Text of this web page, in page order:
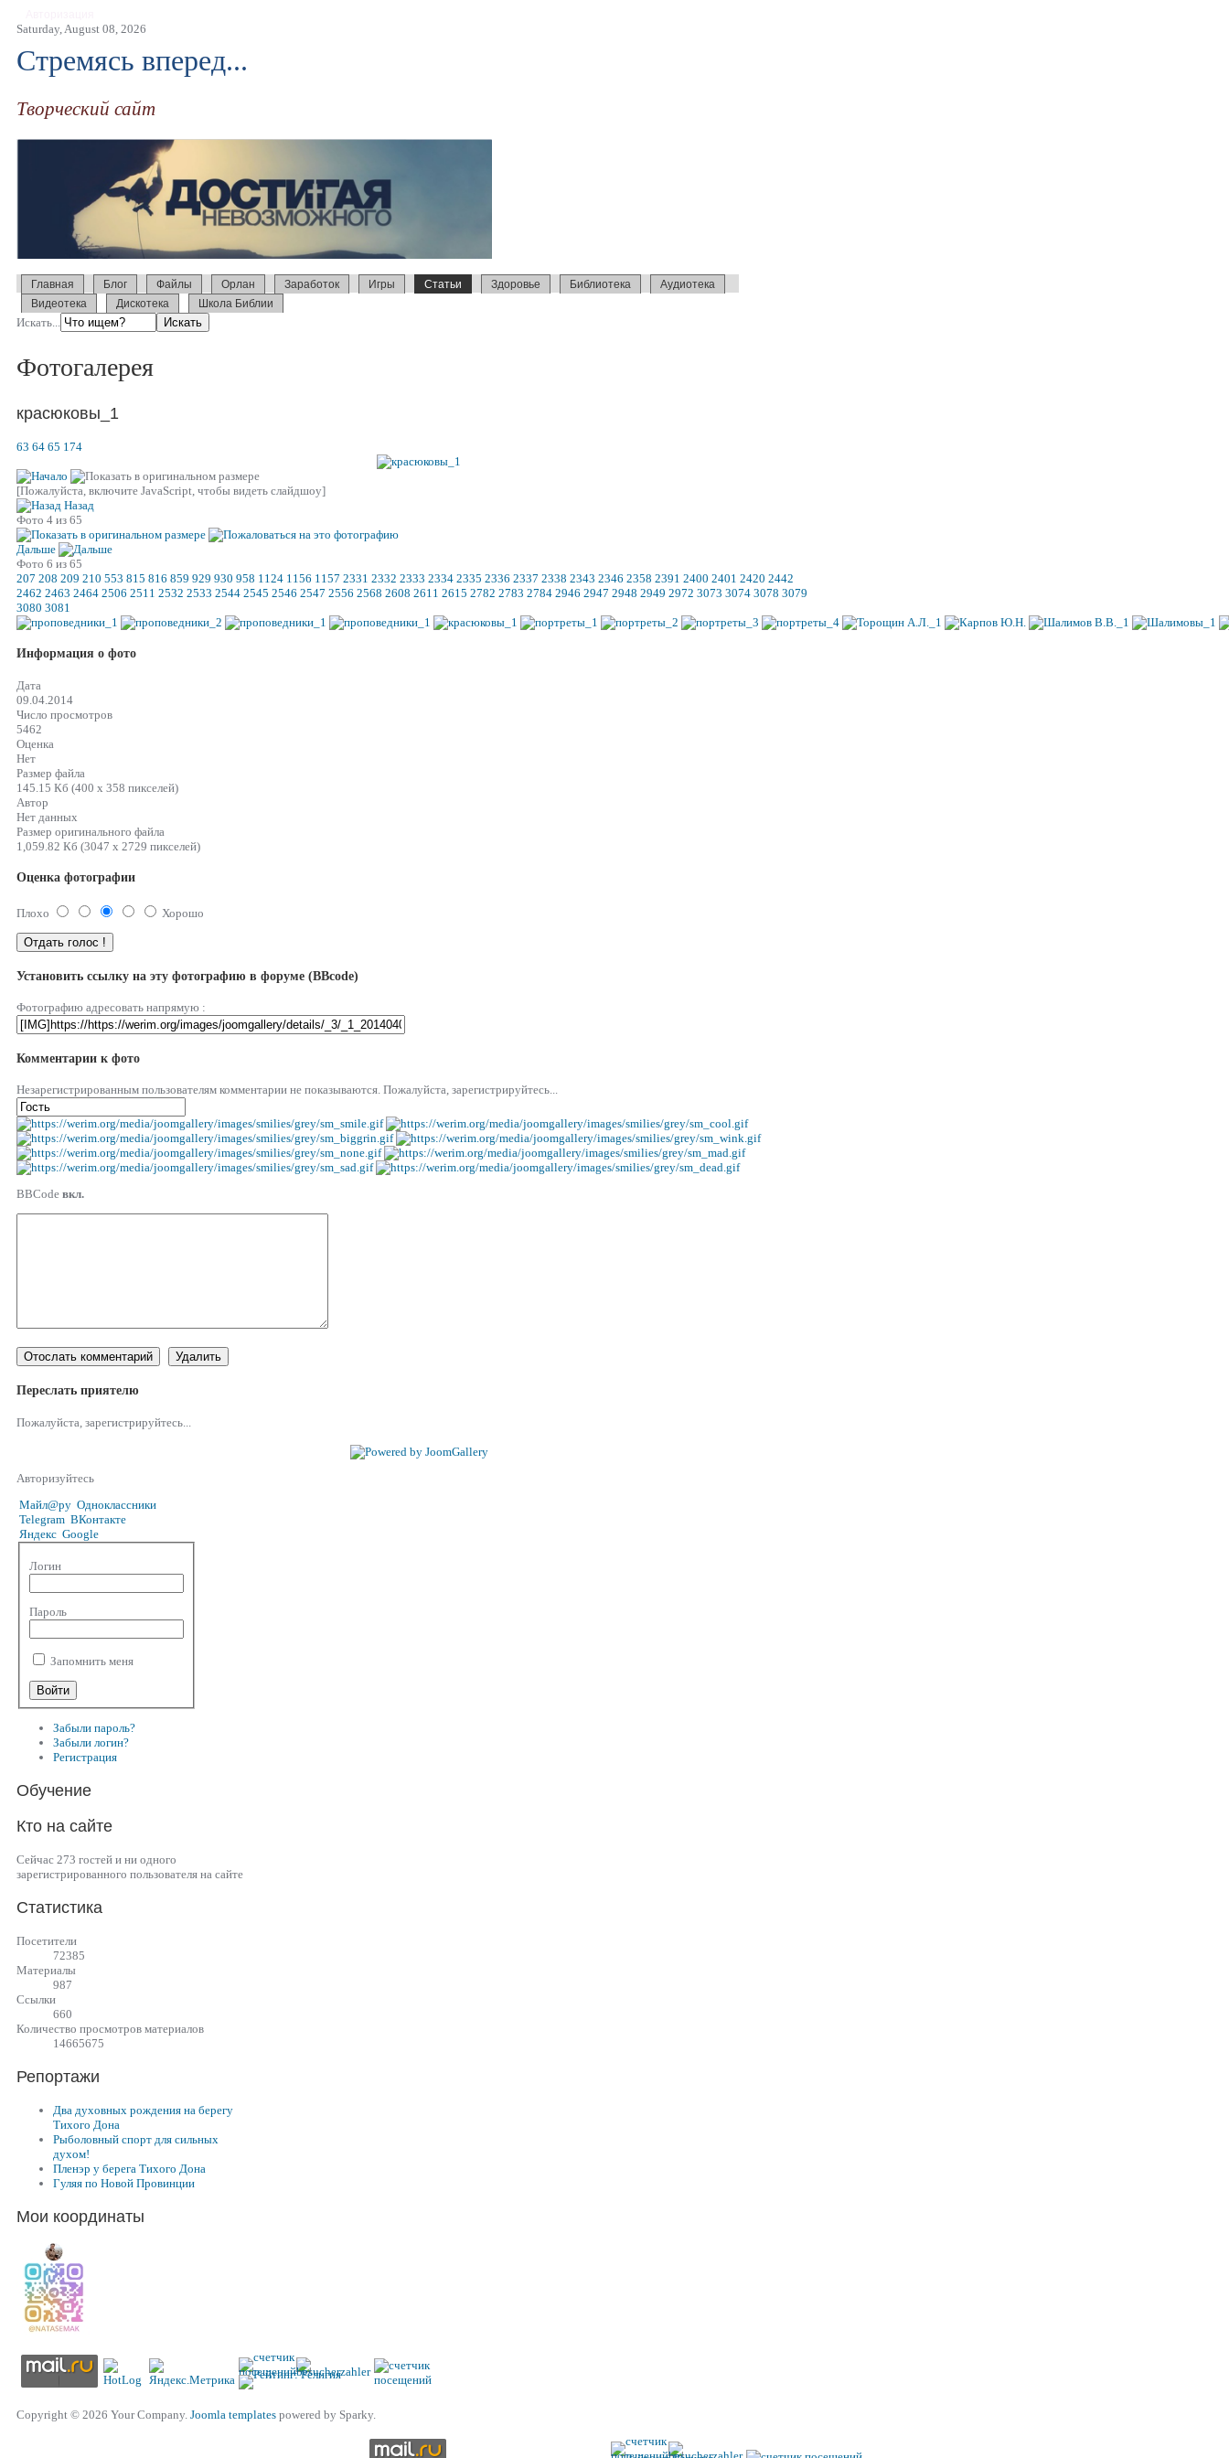
Saturday, August 08, 2026
Стремясь вперед...
Творческий сайт
Главная Блог Файлы Орлан Заработок Игры Статьи Здоровье Библиотека
Аудиотека
Видеотека
Дискотека Школа Библии
Искать...
Фотогалерея
красюковы_1
63 64 65 174
[Пожалуйста, включите JavaScript, чтобы видеть слайдшоу]
Назад
Фото 4 из 65
Дальше
Фото 6 из 65
207 208 209 210 553 815 816 859 929 930 958 1124 1156 1157 2331 2332 2333 2334 2335 2336 2337 2338 2343 2346 2358 2391 2400 2401 2420 2442
2462 2463 2464 2506 2511 2532 2533 2544 2545 2546 2547 2556 2568 2608 2611 2615 2782 2783 2784 2946 2947 2948 2949 2972 3073 3074 3078 3079
3080 3081
Информация о фото
Дата
09.04.2014
Число просмотров
5462
Оценка
Нет
Размер файла
145.15 Кб (400 x 358 пикселей)
Автор
Нет данных
Размер оригинального файла
1,059.82 Кб (3047 x 2729 пикселей)
Оценка фотографии
Плохо Хорошо
Установить ссылку на эту фотографию в форуме (BBcode)
Фотографию адресовать напрямую :
Комментарии к фото
Незарегистрированным пользователям комментарии не показываются. Пожалуйста, зарегистрируйтесь...
BBCode вкл.
Переслать приятелю
Пожалуйста, зарегистрируйтесь...
Авторизуйтесь
Майл@ру Одноклассники
Telegram ВКонтакте
Яндекс Google
Логин
Пароль
Запомнить меня
Забыли пароль?
Забыли логин?
Регистрация
Обучение
Кто на сайте
Сейчас 273 гостей и ни одного
зарегистрированного пользователя на сайте
Статистика
Посетители
72385
Материалы
987
Cсылки
660
Количество просмотров материалов
14665675
Репортажи
Два духовных рождения на берегу
Тихого Дона
Рыболовный спорт для сильных
духом!
Пленэр у берега Тихого Дона
Гуляя по Новой Провинции
Мои координаты
Copyright © 2026 Your Company. Joomla templates powered by Sparky.